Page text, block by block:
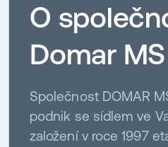
O
Domar MS
Společnost DOMAR
podnik se sídlem ve
založení v roce 1997